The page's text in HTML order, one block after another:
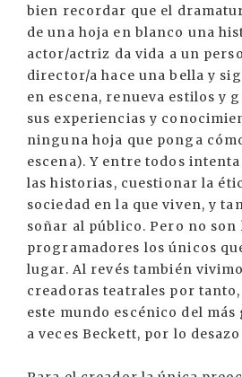
bien recordar que el
de una hoja en blanco una
actor/actriz da vida a un
director/a hace una bella y
en escena, renueva estilos y
sus experiencias y
ninguna hoja que ponga
escena). Y entre todos
las historias, cuestionar la
sociedad en la que viven, y
soñar al público. Pero no son
programadores los únicos
lugar. Al revés también
creadoras teatrales por
este mundo escénico del
a veces Beckett, por lo